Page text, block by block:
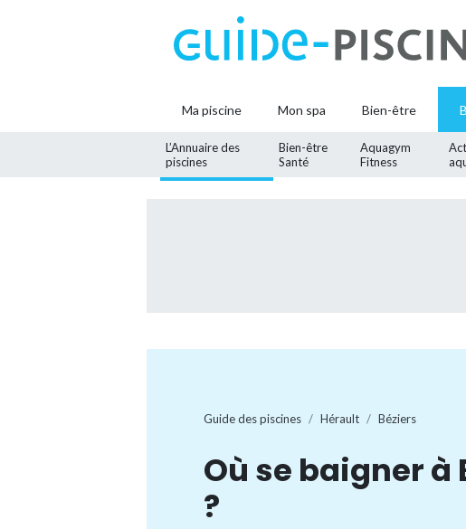
Ma piscine Mon spa Bien-être
L’Annuaire des
piscines
Bien-être
Santé
Aquagym
Fitness
Guide des piscines Hérault Béziers
Où se baigner à
?